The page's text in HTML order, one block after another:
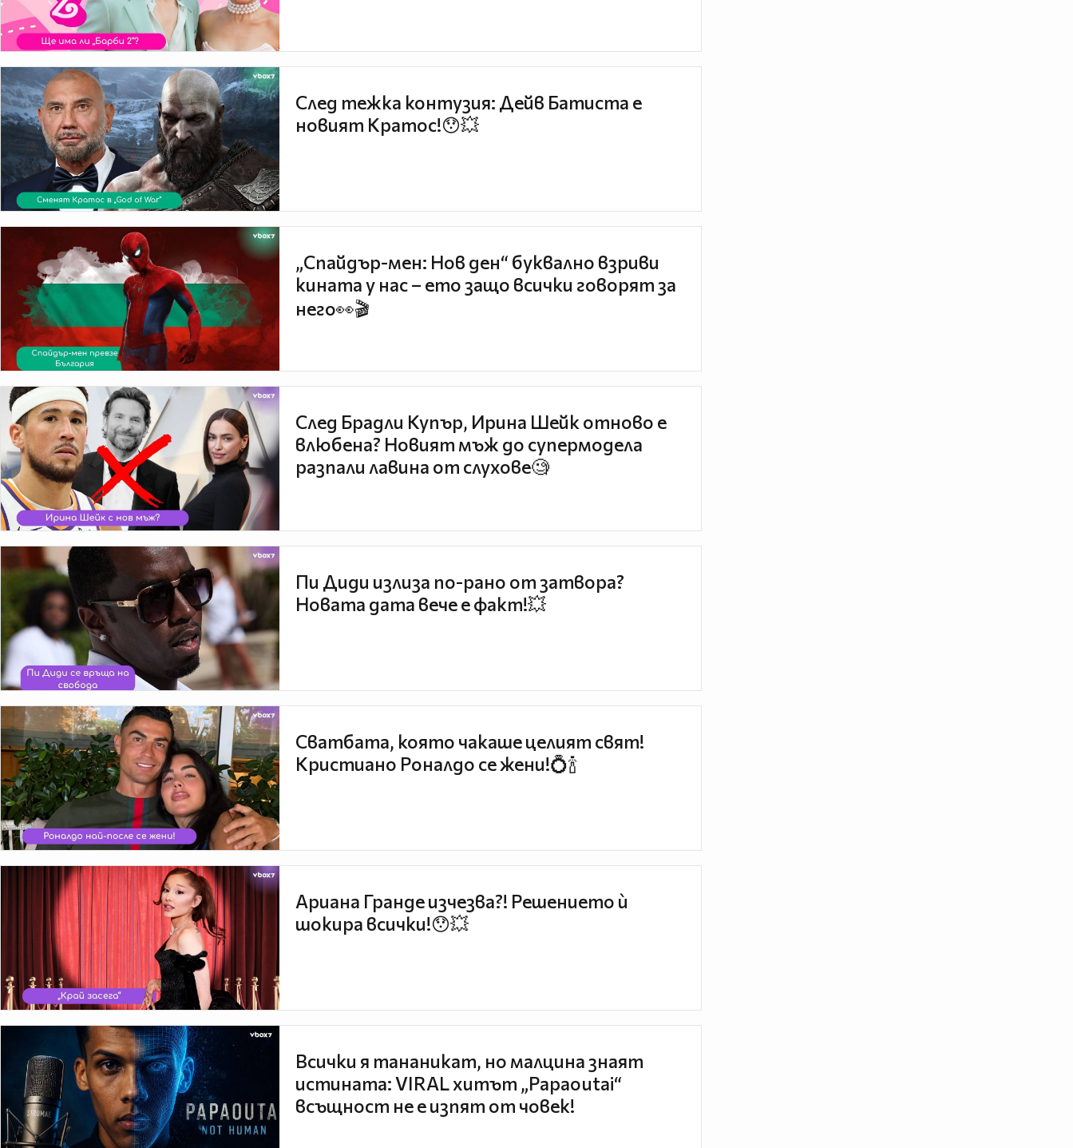
След тежка контузия: Дейв Батиста е
новият Кратос!😯💥
„Спайдър-мен: Нов ден“ буквално взриви
кината у нас – ето защо всички говорят за
него👀🎬
След Брадли Купър, Ирина Шейк отново е
влюбена? Новият мъж до супермодела
разпали лавина от слухове🧐
Пи Диди излиза по-рано от затвора?
Новата дата вече е факт!💥
Сватбата, която чакаше целият свят!
Кристиано Роналдо се жени!💍🍾
Ариана Гранде изчезва?! Решението ѝ
шокира всички!😯💥
Всички я тананикат, но малцина знаят
истината: VIRAL хитът „Papaoutai“
всъщност не е изпят от човек!